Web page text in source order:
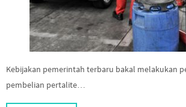
Kebijakan pemerintah terbaru bakal melakukan
pembelian pertalite…